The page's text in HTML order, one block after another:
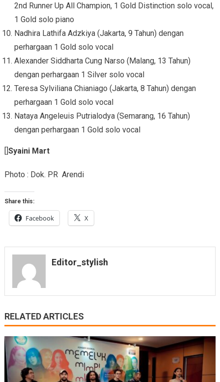
2nd Runner Up All Champion, 1 Gold Distinction solo vocal,
1 Gold solo piano
Nadhira Lathifa Adzkiya (Jakarta, 9 Tahun) dengan
perhargaan 1 Gold solo vocal
Alexander Siddharta Cung Narso (Malang, 13 Tahun)
dengan perhargaan 1 Silver solo vocal
Teresa Sylviliana Chianiago (Jakarta, 8 Tahun) dengan
perhargaan 1 Gold solo vocal
Nataya Angeleuis Putrialodya (Semarang, 16 Tahun)
dengan perhargaan 1 Gold solo vocal
[]Syaini Mart
Photo : Dok. PR Arendi
Share this:
Facebook X
Editor_stylish
RELATED ARTICLES